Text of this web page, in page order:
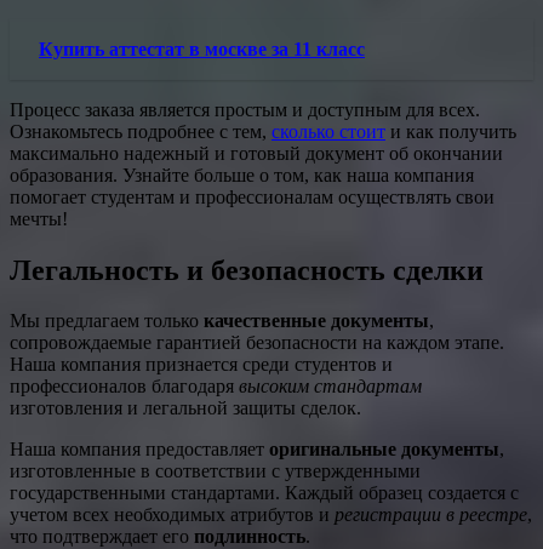
Купить аттестат в москве за 11 класс
Процесс заказа является простым и доступным для всех.
Ознакомьтесь подробнее с тем, сколько стоит и как получить
максимально надежный и готовый документ об окончании
образования. Узнайте больше о том, как наша компания
помогает студентам и профессионалам осуществлять свои
мечты!
Легальность и безопасность сделки
Мы предлагаем только качественные документы,
сопровождаемые гарантией безопасности на каждом этапе.
Наша компания признается среди студентов и
профессионалов благодаря высоким стандартам
изготовления и легальной защиты сделок.
Наша компания предоставляет оригинальные документы,
изготовленные в соответствии с утвержденными
государственными стандартами. Каждый образец создается с
учетом всех необходимых атрибутов и регистрации в реестре,
что подтверждает его подлинность.